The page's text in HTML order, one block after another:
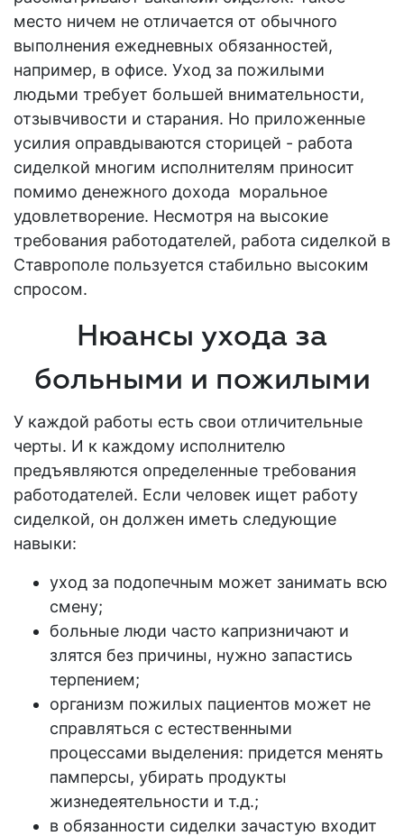
место ничем не отличается от обычного
выполнения ежедневных обязанностей,
например, в офисе. Уход за пожилыми
людьми требует большей внимательности,
отзывчивости и старания. Но приложенные
усилия оправдываются сторицей - работа
сиделкой многим исполнителям приносит
помимо денежного дохода моральное
удовлетворение. Несмотря на высокие
требования работодателей, работа сиделкой в
Ставрополе пользуется стабильно высоким
спросом.
Нюансы ухода за
больными и пожилыми
У каждой работы есть свои отличительные
черты. И к каждому исполнителю
предъявляются определенные требования
работодателей. Если человек ищет работу
сиделкой, он должен иметь следующие
навыки:
уход за подопечным может занимать всю
смену;
больные люди часто капризничают и
злятся без причины, нужно запастись
терпением;
организм пожилых пациентов может не
справляться с естественными
процессами выделения: придется менять
памперсы, убирать продукты
жизнедеятельности и т.д.;
в обязанности сиделки зачастую входит